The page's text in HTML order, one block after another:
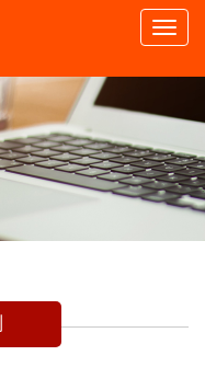
Toggle